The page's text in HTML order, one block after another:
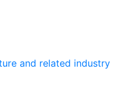
and related industry